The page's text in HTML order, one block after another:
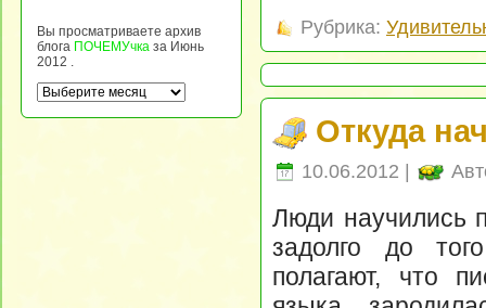
Вы просматриваете архив
блога ПОЧЕМУчка за Июнь
2012 .
Рубрика:
Откуда
10.06.2012 |
Люди научились
задолго до
полагают, что